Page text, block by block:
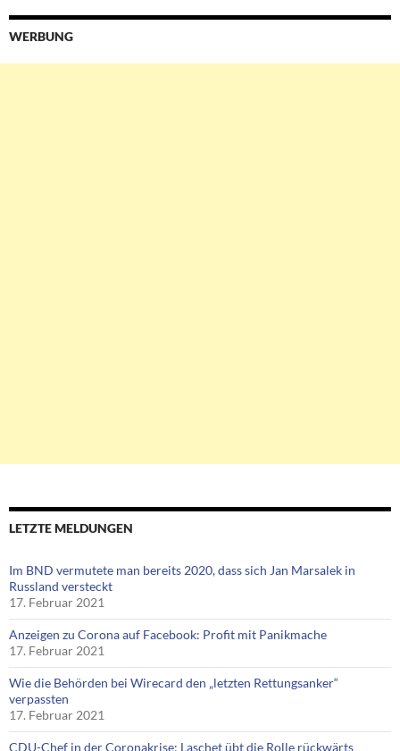
WERBUNG
LETZTE MELDUNGEN
Im BND vermutete man bereits 2020, dass sich Jan Marsalek in
Russland versteckt
17. Februar 2021
Anzeigen zu Corona auf Facebook: Profit mit Panikmache
17. Februar 2021
Wie die Behörden bei Wirecard den „letzten Rettungsanker“
verpassten
17. Februar 2021
CDU-Chef in der Coronakrise: Laschet übt die Rolle rückwärts